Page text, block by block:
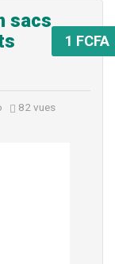
sacs
82 vues
1 FCFA